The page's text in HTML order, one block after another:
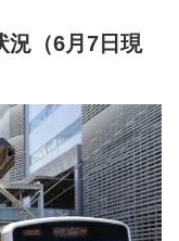
況（6月7日現